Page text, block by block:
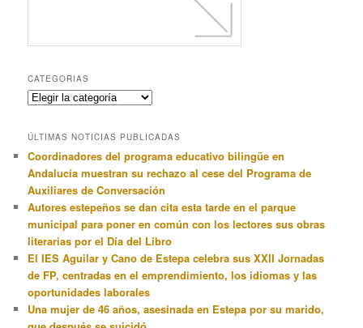
CATEGORIAS
Categorias
ÚLTIMAS NOTICIAS PUBLICADAS
Coordinadores del programa educativo bilingüe en
Andalucía muestran su rechazo al cese del Programa de
Auxiliares de Conversación
Autores estepeños se dan cita esta tarde en el parque
municipal para poner en común con los lectores sus obras
literarias por el Día del Libro
El IES Aguilar y Cano de Estepa celebra sus XXII Jornadas
de FP, centradas en el emprendimiento, los idiomas y las
oportunidades laborales
Una mujer de 46 años, asesinada en Estepa por su marido,